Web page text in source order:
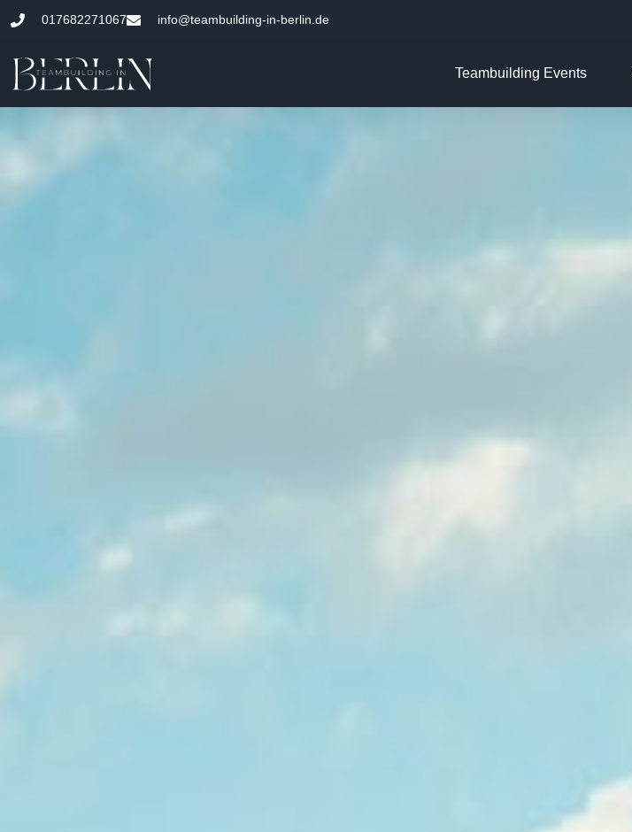
017682271067 info@teambuilding-in-berlin.de
Teambuilding Events